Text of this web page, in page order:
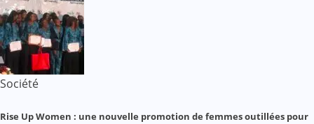
Société
Rise Up Women : une nouvelle promotion de femmes outillées pour